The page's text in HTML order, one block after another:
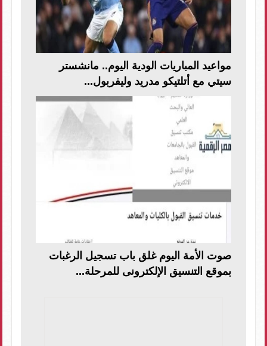
مواعيد المباريات الودية اليوم.. مانشستر
سيتي مع أتلتيكو مدريد وليفربول...
صوت الأمة اليوم غلق باب تسجيل الرغبات
بموقع التنسيق الإلكترونى للمرحلة...